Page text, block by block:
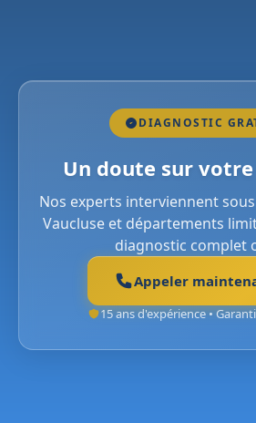
DIAGNOSTIC
Un doute sur
Nos experts interviennent
Vaucluse et départements
diagnostic complet
Appeler
15 ans d'expérience •